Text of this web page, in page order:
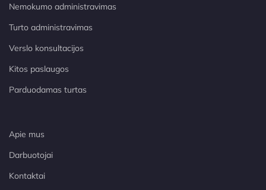
Nemokumo administravimas
Turto administravimas
Verslo konsultacijos
Kitos paslaugos
Parduodamas turtas
Apie mus
Darbuotojai
Kontaktai